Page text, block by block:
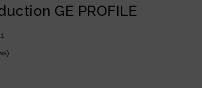
GE PROFILE